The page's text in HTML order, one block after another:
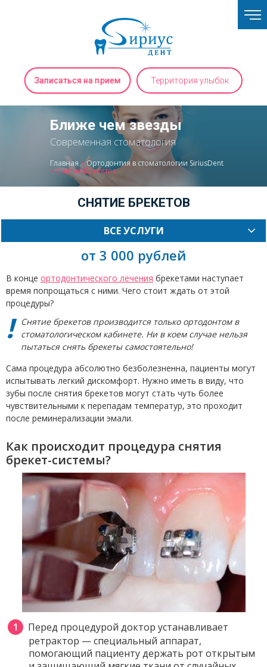
Записаться на прием Территория улыбок
Ближе чем звезды
Современная стоматология
Главная >Ортодонтия в стоматологии SiriusDent
>Снятие брекетов
СНЯТИЕ БРЕКЕТОВ
ВСЕ УСЛУГИ
от 3 000 рублей
В конце ортодонтического лечения брекетами наступает
время попрощаться с ними. Чего стоит ждать от этой
процедуры?
Снятие брекетов производится только ортодонтом в
стоматологическом кабинете. Ни в коем случае нельзя
пытаться снять брекеты самостоятельно!
Сама процедура абсолютно безболезненна, пациенты могут
испытывать легкий дискомфорт. Нужно иметь в виду, что
зубы после снятия брекетов могут стать чуть более
чувствительными к перепадам температур, это проходит
после реминерализации эмали.
Как происходит процедура снятия
брекет-системы?
Перед процедурой доктор устанавливает
ретрактор — специальный аппарат,
помогающий пациенту держать рот открытым